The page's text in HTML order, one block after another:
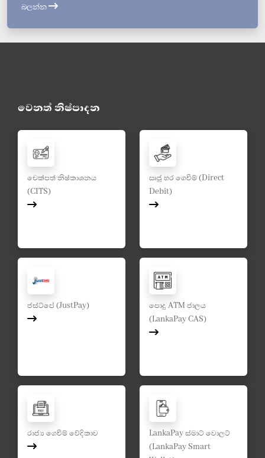
බලන්න
වෙනත් නිෂ්පාදන
චෙක්පත් නිෂ්කාශනය
(CITS)
ඍජු හර ගෙවීම් (Direct
Debit)
ජස්ට්පේ (JustPay)
පොදු ATM ජාලය
(LankaPay CAS)
රාජ්‍ය ගෙවීම් වේදිකාව
LankaPay ස්මාට් වොලට්
(LankaPay Smart